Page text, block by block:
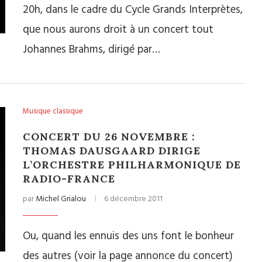
20h, dans le cadre du Cycle Grands Interprètes,
que nous aurons droit à un concert tout
Johannes Brahms, dirigé par…
Musique classique
CONCERT DU 26 NOVEMBRE :
THOMAS DAUSGAARD DIRIGE
L’ORCHESTRE PHILHARMONIQUE DE
RADIO-FRANCE
parMichel Grialou 6 décembre 2011
Ou, quand les ennuis des uns font le bonheur
des autres (voir la page annonce du concert)